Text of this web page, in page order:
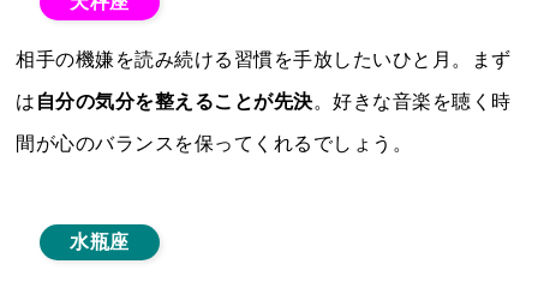
相手の機嫌を読み続ける習慣を手放したいひと月。まず
は 自分の気分を整えることが先決。好きな音楽を聴く時
間が心のバランスを保ってくれるでしょう。
水瓶座